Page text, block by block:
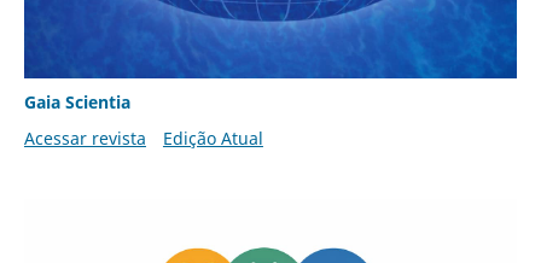
Gaia Scientia
Acessar revista
Edição Atual